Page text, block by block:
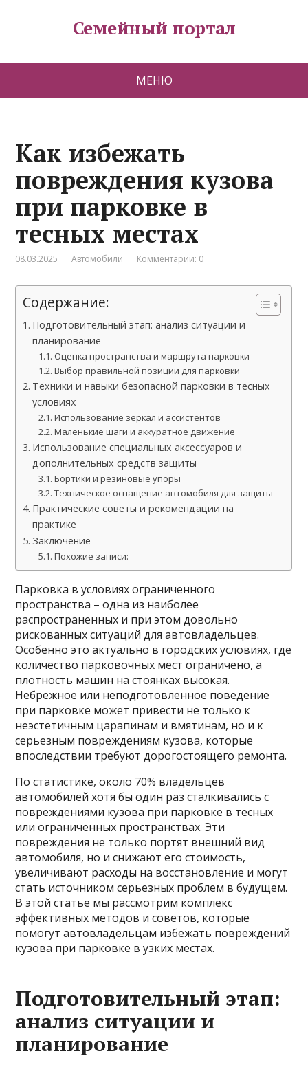
Семейный портал
МЕНЮ
Как избежать
повреждения кузова
при парковке в
тесных местах
08.03.2025 Автомобили Комментарии: 0
Содержание:
Подготовительный этап: анализ ситуации и
планирование
Оценка пространства и маршрута парковки
Выбор правильной позиции для парковки
Техники и навыки безопасной парковки в тесных
условиях
Использование зеркал и ассистентов
Маленькие шаги и аккуратное движение
Использование специальных аксессуаров и
дополнительных средств защиты
Бортики и резиновые упоры
Техническое оснащение автомобиля для защиты
Практические советы и рекомендации на
практике
Заключение
Похожие записи:
Парковка в условиях ограниченного
пространства – одна из наиболее
распространенных и при этом довольно
рискованных ситуаций для автовладельцев.
Особенно это актуально в городских условиях, где
количество парковочных мест ограничено, а
плотность машин на стоянках высокая.
Небрежное или неподготовленное поведение
при парковке может привести не только к
неэстетичным царапинам и вмятинам, но и к
серьезным повреждениям кузова, которые
впоследствии требуют дорогостоящего ремонта.
По статистике, около 70% владельцев
автомобилей хотя бы один раз сталкивались с
повреждениями кузова при парковке в тесных
или ограниченных пространствах. Эти
повреждения не только портят внешний вид
автомобиля, но и снижают его стоимость,
увеличивают расходы на восстановление и могут
стать источником серьезных проблем в будущем.
В этой статье мы рассмотрим комплекс
эффективных методов и советов, которые
помогут автовладельцам избежать повреждений
кузова при парковке в узких местах.
Подготовительный этап:
анализ ситуации и
планирование